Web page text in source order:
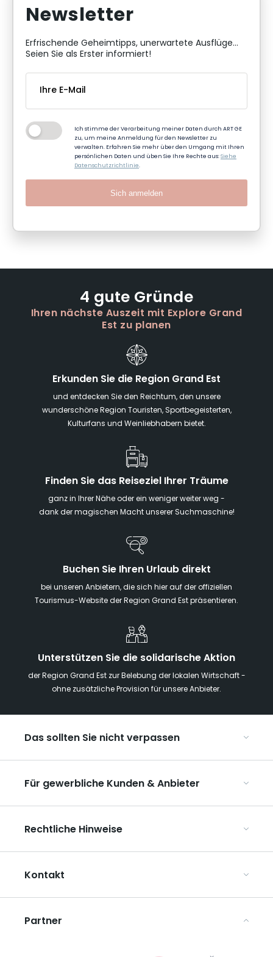
Newsletter
Erfrischende Geheimtipps, unerwartete Ausflüge...
Seien Sie als Erster informiert!
Ich stimme der Verarbeitung meiner Daten durch ART GE
zu, um meine Anmeldung für den Newsletter zu
verwalten. Erfahren Sie mehr über den Umgang mit Ihren
persönlichen Daten und üben Sie Ihre Rechte aus:Siehe
Datenschutzrichtlinie.
Sich anmelden
4 gute Gründe
Ihren nächste Auszeit mit Explore Grand
Est zu planen
Erkunden Sie die Region Grand Est
und entdecken Sie den Reichtum, den unsere
wunderschöne Region Touristen, Sportbegeisterten,
Kulturfans und Weinliebhabern bietet.
Finden Sie das Reiseziel Ihrer Träume
ganz in Ihrer Nähe oder ein weniger weiter weg -
dank der magischen Macht unserer Suchmaschine!
Buchen Sie Ihren Urlaub direkt
bei unseren Anbietern, die sich hier auf der offiziellen
Tourismus-Website der Region Grand Est präsentieren.
Unterstützen Sie die solidarische Aktion
der Region Grand Est zur Belebung der lokalen Wirtschaft -
ohne zusätzliche Provision für unsere Anbieter.
Das sollten Sie nicht verpassen
Die Weihnachtsmärkte im Grand Est
Ribeauvillé, zwischen Weinbergen und Bergen
Unsere UNESCO-Welterbestätten
Für gewerbliche Kunden & Anbieter
Organisieren Sie Ihre Gruppenreisen
ART GE kennenlernen
Mediaroom
Rechtliche Hinweise
Datenschutzbestimmungen
Rechtliche Hinweise
Kontakt
Partner